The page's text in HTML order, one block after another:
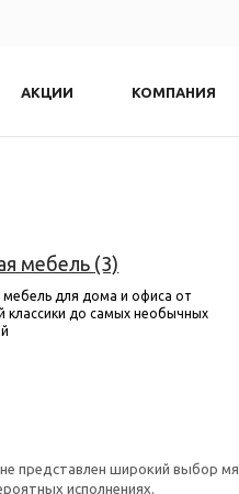
АКЦИИ КОМПАНИЯ
мебель (3)
мебель для дома и офиса от
классики до самых необычных
представлен широкий выбор
исполнениях.